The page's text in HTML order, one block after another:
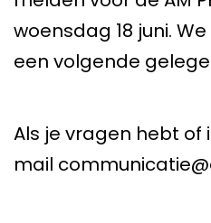
woensdag 18 juni.
een volgende
Als je vragen hebt of
mail